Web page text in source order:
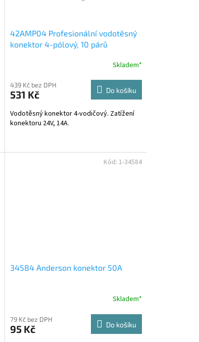
42AMP04 Profesionální vodotěsný
konektor 4-pólový, 10 párů
Skladem*
439 Kč bez DPH
531 Kč Do košíku
Vodotěsný konektor 4-vodičový. Zatížení
konektoru 24V, 14A.
34584 Anderson konektor 50A
Skladem*
79 Kč bez DPH
95 Kč Do košíku
Kód: 1-34584